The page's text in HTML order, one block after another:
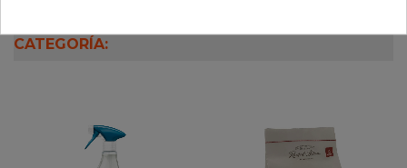
CATEGORÍA: